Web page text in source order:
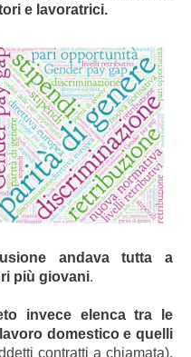
e lavoratrici.
andava tutta a
più giovani.
invece elenca tra le
domestico e quelli
contratti a chiamata).